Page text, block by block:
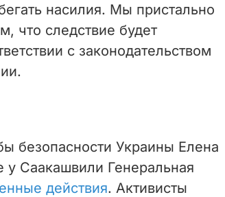
d
e
o
насилия. Мы пристально
что следствие будет
с законодательством
безопасности Украины Елена
у Саакашвили Генеральная
действия. Активисты